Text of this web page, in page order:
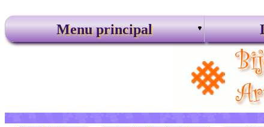
Menu principal